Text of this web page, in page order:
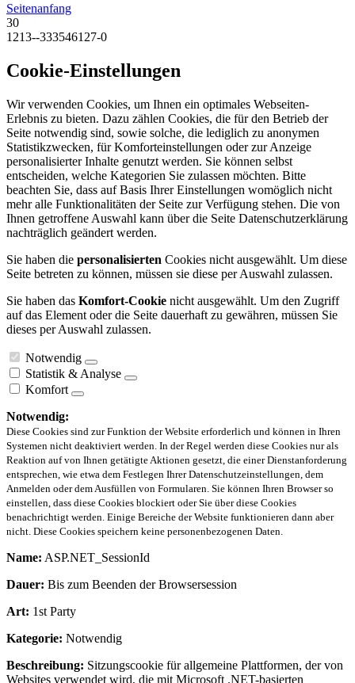
Seitenanfang
30
1213--333546127-0
Cookie-Einstellungen
Wir verwenden Cookies, um Ihnen ein optimales Webseiten-
Erlebnis zu bieten. Dazu zählen Cookies, die für den Betrieb der
Seite notwendig sind, sowie solche, die lediglich zu anonymen
Statistikzwecken, für Komforteinstellungen oder zur Anzeige
personalisierter Inhalte genutzt werden. Sie können selbst
entscheiden, welche Kategorien Sie zulassen möchten. Bitte
beachten Sie, dass auf Basis Ihrer Einstellungen womöglich nicht
mehr alle Funktionalitäten der Seite zur Verfügung stehen. Die von
Ihnen getroffene Auswahl kann über die Seite Datenschutzerklärung
nachträglich geändert werden.
Sie haben die personalisierten Cookies nicht ausgewählt. Um diese
Seite betreten zu können, müssen sie diese per Auswahl zulassen.
Sie haben das Komfort-Cookie nicht ausgewählt. Um den Zugriff
auf das Element oder die Seite dauerhaft zu gewähren, müssen Sie
dieses per Auswahl zulassen.
Notwendig
Statistik & Analyse
Komfort
Notwendig:
Diese Cookies sind zur Funktion der Website erforderlich und können in Ihren
Systemen nicht deaktiviert werden. In der Regel werden diese Cookies nur als
Reaktion auf von Ihnen getätigte Aktionen gesetzt, die einer Dienstanforderung
entsprechen, wie etwa dem Festlegen Ihrer Datenschutzeinstellungen, dem
Anmelden oder dem Ausfüllen von Formularen. Sie können Ihren Browser so
einstellen, dass diese Cookies blockiert oder Sie über diese Cookies
benachrichtigt werden. Einige Bereiche der Website funktionieren dann aber
nicht. Diese Cookies speichern keine personenbezogenen Daten.
Name: ASP.NET_SessionId
Dauer: Bis zum Beenden der Browsersession
Art: 1st Party
Kategorie: Notwendig
Beschreibung: Sitzungscookie für allgemeine Plattformen, der von
Websites verwendet wird, die mit Microsoft .NET-basierten